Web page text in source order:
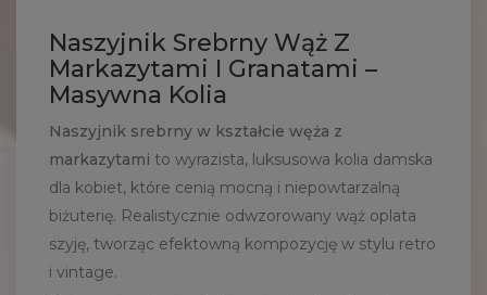
Naszyjnik Srebrny Wąż Z
Markazytami I Granatami –
Masywna Kolia
Naszyjnik srebrny w kształcie węża z
markazytami to wyrazista, luksusowa kolia damska
dla kobiet, które cenią mocną i niepowtarzalną
biżuterię. Realistycznie odwzorowany wąż oplata
szyję, tworząc efektowną kompozycję w stylu retro
i vintage.